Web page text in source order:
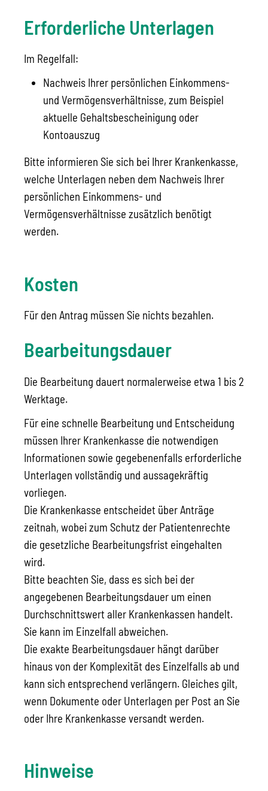
Erforderliche Unterlagen
Im Regelfall:
Nachweis Ihrer persönlichen Einkommens-
und Vermögensverhältnisse, zum Beispiel
aktuelle Gehaltsbescheinigung oder
Kontoauszug
Bitte informieren Sie sich bei Ihrer Krankenkasse,
welche Unterlagen neben dem Nachweis Ihrer
persönlichen Einkommens- und
Vermögensverhältnisse zusätzlich benötigt
werden.
Kosten
Für den Antrag müssen Sie nichts bezahlen.
Bearbeitungsdauer
Die Bearbeitung dauert normalerweise etwa 1 bis 2
Werktage.
Für eine schnelle Bearbeitung und Entscheidung
müssen Ihrer Krankenkasse die notwendigen
Informationen sowie gegebenenfalls erforderliche
Unterlagen vollständig und aussagekräftig
vorliegen.
Die Krankenkasse entscheidet über Anträge
zeitnah, wobei zum Schutz der Patientenrechte
die gesetzliche Bearbeitungsfrist eingehalten
wird.
Bitte beachten Sie, dass es sich bei der
angegebenen Bearbeitungsdauer um einen
Durchschnittswert aller Krankenkassen handelt.
Sie kann im Einzelfall abweichen.
Die exakte Bearbeitungsdauer hängt darüber
hinaus von der Komplexität des Einzelfalls ab und
kann sich entsprechend verlängern. Gleiches gilt,
wenn Dokumente oder Unterlagen per Post an Sie
oder Ihre Krankenkasse versandt werden.
Hinweise